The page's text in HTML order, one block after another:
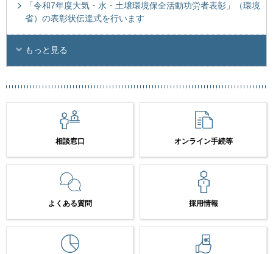
「令和7年度大気・水・土壌環境保全活動功労者表彰」（環境
省）の表彰状伝達式を行います
もっと見る
相談窓口 オンライン手続等
よくある質問 採用情報